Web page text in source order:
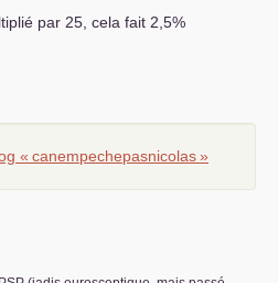
par 25, cela fait 2,5%
« canempechepasnicolas»